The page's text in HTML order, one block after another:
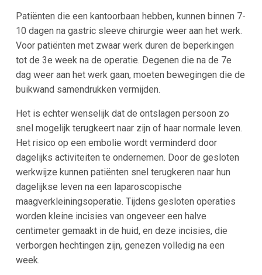
Patiënten die een kantoorbaan hebben, kunnen binnen 7-
10 dagen na gastric sleeve chirurgie weer aan het werk.
Voor patiënten met zwaar werk duren de beperkingen
tot de 3e week na de operatie. Degenen die na de 7e
dag weer aan het werk gaan, moeten bewegingen die de
buikwand samendrukken vermijden.
Het is echter wenselijk dat de ontslagen persoon zo
snel mogelijk terugkeert naar zijn of haar normale leven.
Het risico op een embolie wordt verminderd door
dagelijks activiteiten te ondernemen. Door de gesloten
werkwijze kunnen patiënten snel terugkeren naar hun
dagelijkse leven na een laparoscopische
maagverkleiningsoperatie. Tijdens gesloten operaties
worden kleine incisies van ongeveer een halve
centimeter gemaakt in de huid, en deze incisies, die
verborgen hechtingen zijn, genezen volledig na een
week.